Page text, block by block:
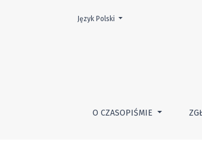
Koncepcja CSR.
O CZASOPIŚMIE
Wybierz język. Obecnym językiem jest:
Język Polski